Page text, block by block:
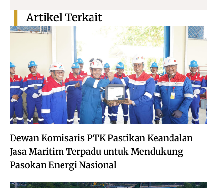
Dewan Komisaris PTK Pastikan Keandalan
Jasa Maritim Terpadu untuk Mendukung
Pasokan Energi Nasional
Artikel Terkait